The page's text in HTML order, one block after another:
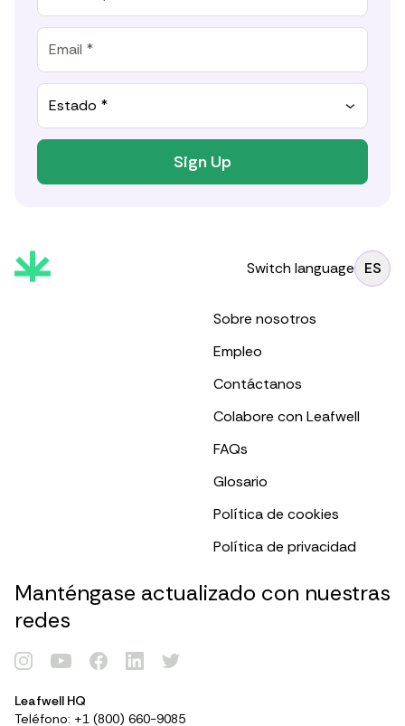
Estado *
Sign Up
Switch language ES
Sobre nosotros
Empleo
Contáctanos
Colabore con Leafwell
FAQs
Glosario
Política de cookies
Política de privacidad
Manténgase actualizado con nuestras
redes
Leafwell HQ
Teléfono: +1 (800) 660-9085